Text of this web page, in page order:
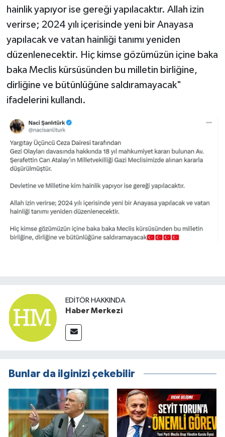
hainlik yapıyor ise gereği yapılacaktır. Allah izin
verirse; 2024 yılı içerisinde yeni bir Anayasa
yapılacak ve vatan hainliği tanımı yeniden
düzenlenecektir. Hiç kimse gözümüzün içine baka
baka Meclis kürsüsünden bu milletin birliğine,
dirliğine ve bütünlüğüne saldıramayacak"
ifadelerini kullandı.
EDITÖR HAKKINDA
Haber Merkezi
Bunlar da ilginizi çekebilir